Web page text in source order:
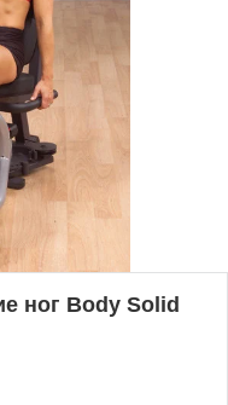
ног Body Solid